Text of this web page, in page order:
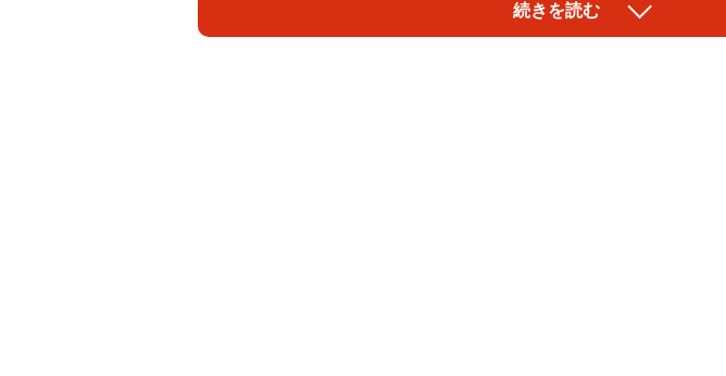
「あ～中が虫歯になってますね～。作り替えましょう。」「はあ
続きを読む